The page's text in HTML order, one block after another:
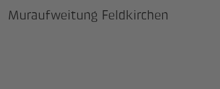
Muraufweitung Feldkirchen